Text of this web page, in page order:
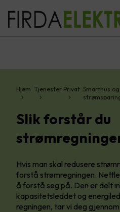
Hjem Tjenester Privat Smarthus og
Slik forstår du
Hvis man skal redusere
forstå strømregningen.
å forstå seg på. Den er delt
kapasitetsleddet og
regningen, tar vi deg